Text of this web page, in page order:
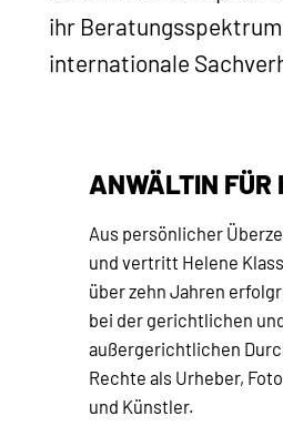
ihr
internationale
ANWÄLTIN FÜR
Aus persönlicher
und vertritt Helene
über zehn Jahren
bei der gerichtlichen
außergerichtlichen
Rechte als Urheber,
und Künstler.